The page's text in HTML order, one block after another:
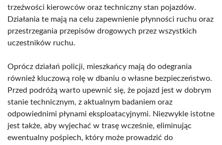
trzeźwości kierowców oraz techniczny stan pojazdów.
Działania te mają na celu zapewnienie płynności ruchu oraz
przestrzegania przepisów drogowych przez wszystkich
uczestników ruchu.
Oprócz działań policji, mieszkańcy mają do odegrania
również kluczową rolę w dbaniu o własne bezpieczeństwo.
Przed podróżą warto upewnić się, że pojazd jest w dobrym
stanie technicznym, z aktualnym badaniem oraz
odpowiednimi płynami eksploatacyjnymi. Niezwykle istotne
jest także, aby wyjechać w trasę wcześnie, eliminując
ewentualny pośpiech, który może prowadzić do